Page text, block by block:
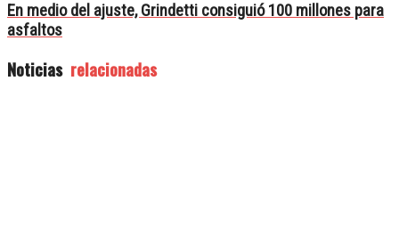
En medio del ajuste, Grindetti consiguió 100 millones para
asfaltos
Noticias relacionadas